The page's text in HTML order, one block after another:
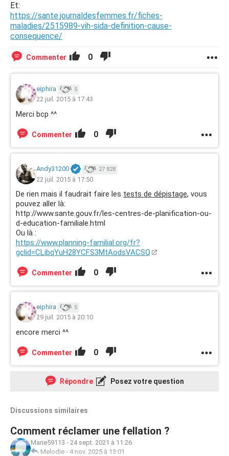
Et:
https://sante.journaldesfemmes.fr/fiches-
maladies/2515989-vih-sida-definition-cause-
consequence/
Commenter 0
eiphira 5
22 juil. 2015 à 17:43
Merci bcp ^^
Commenter 0
Andy31200 27 828
22 juil. 2015 à 17:50
De rien mais il faudrait faire les tests de dépistage, vous
pouvez aller là:
http://www.sante.gouv.fr/les-centres-de-planification-ou-
d-education-familiale.html
Ou là :
https://www.planning-familial.org/fr?
gclid=CLibqYuH28YCFS3MtAodsVACSQ
Commenter 0
eiphira 5
29 juil. 2015 à 20:10
encore merci ^^
Commenter 0
Répondre Posez votre question
Discussions similaires
Comment réclamer une fellation ?
Marie59113 - 24 sept. 2021 à 11:26
Melodie - 4 nov. 2025 à 13:01